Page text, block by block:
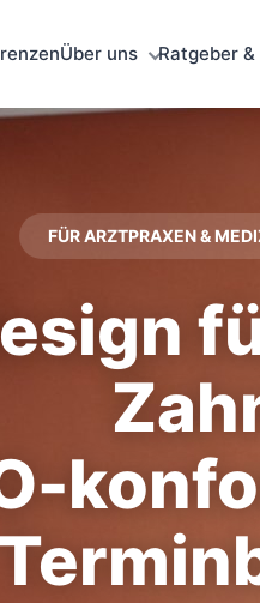
Über uns Ratgeber &
FÜR ARZTPRAXEN &